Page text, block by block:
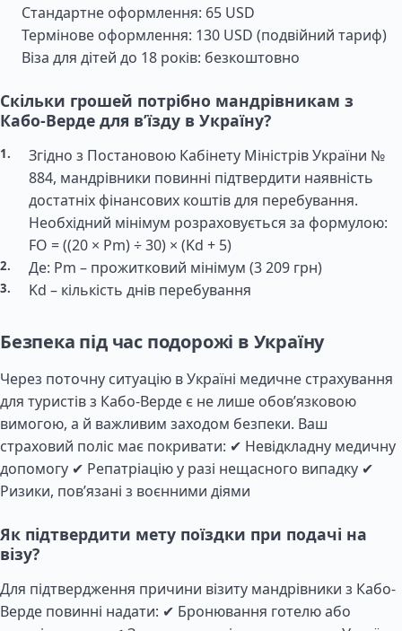
Стандартне оформлення: 65 USD
Термінове оформлення: 130 USD (подвійний тариф)
Віза для дітей до 18 років: безкоштовно
Скільки грошей потрібно мандрівникам з
Кабо-Верде для в’їзду в Україну?
Згідно з Постановою Кабінету Міністрів України №
884, мандрівники повинні підтвердити наявність
достатніх фінансових коштів для перебування.
Необхідний мінімум розраховується за формулою:
FO = ((20 × Pm) ÷ 30) × (Kd + 5)
Де: Pm – прожитковий мінімум (3 209 грн)
Kd – кількість днів перебування
Безпека під час подорожі в Україну
Через поточну ситуацію в Україні медичне страхування
для туристів з Кабо-Верде є не лише обов’язковою
вимогою, а й важливим заходом безпеки. Ваш
страховий поліс має покривати: ✔ Невідкладну медичну
допомогу ✔ Репатріацію у разі нещасного випадку ✔
Ризики, пов’язані з воєнними діями
Як підтвердити мету поїздки при подачі на
візу?
Для підтвердження причини візиту мандрівники з Кабо-
Верде повинні надати: ✔ Бронювання готелю або